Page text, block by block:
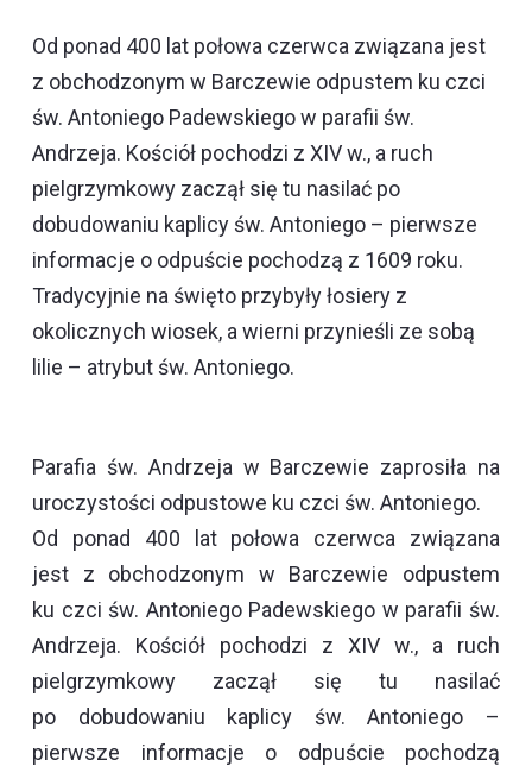
Od ponad 400 lat połowa czerwca związana jest
z obchodzonym w Barczewie odpustem ku czci
św. Antoniego Padewskiego w parafii św.
Andrzeja. Kościół pochodzi z XIV w., a ruch
pielgrzymkowy zaczął się tu nasilać po
dobudowaniu kaplicy św. Antoniego – pierwsze
informacje o odpuście pochodzą z 1609 roku.
Tradycyjnie na święto przybyły łosiery z
okolicznych wiosek, a wierni przynieśli ze sobą
lilie – atrybut św. Antoniego.
Parafia św. Andrzeja w Barczewie zaprosiła na
uroczystości odpustowe ku czci św. Antoniego.
Od ponad 400 lat połowa czerwca związana
jest z obchodzonym w Barczewie odpustem
ku czci św. Antoniego Padewskiego w parafii św.
Andrzeja. Kościół pochodzi z XIV w., a ruch
pielgrzymkowy zaczął się tu nasilać
po dobudowaniu kaplicy św. Antoniego –
pierwsze informacje o odpuście pochodzą